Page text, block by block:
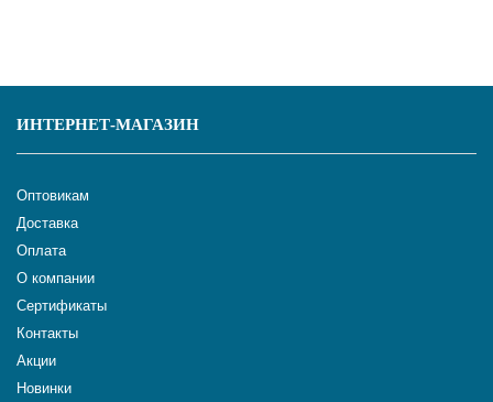
ИНТЕРНЕТ-МАГАЗИН
Оптовикам
Доставка
Оплата
О компании
Сертификаты
Контакты
Акции
Новинки